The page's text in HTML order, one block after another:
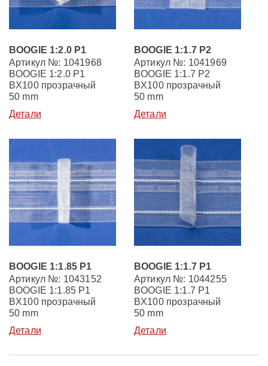
BOOGIE 1:2.0 P1
Артикул №: 1041968
BOOGIE 1:2.0 P1
BX100 прозрачный
50 mm
Детали
BOOGIE 1:1.7 P2
Артикул №: 1041969
BOOGIE 1:1.7 P2
BX100 прозрачный
50 mm
Детали
BOOGIE 1:1.85 P1
Артикул №: 1043152
BOOGIE 1:1.85 P1
BX100 прозрачный
50 mm
Детали
BOOGIE 1:1.7 P1
Артикул №: 1044255
BOOGIE 1:1.7 P1
BX100 прозрачный
50 mm
Детали